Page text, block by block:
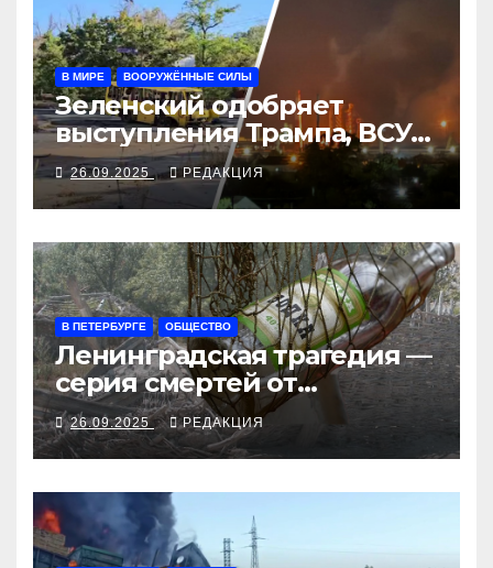
В МИРЕ ВООРУЖЁННЫЕ СИЛЫ
Зеленский одобряет
выступления Трампа, ВСУ
закрыли Добропольский
рубеж
26.09.2025 РЕДАКЦИЯ
В ПЕТЕРБУРГЕ ОБЩЕСТВО
Ленинградская трагедия —
серия смертей от
алкосуррогата
26.09.2025 РЕДАКЦИЯ